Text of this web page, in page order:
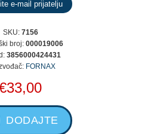
SKU: 7156
broj: 000019006
3856000424431
FORNAX